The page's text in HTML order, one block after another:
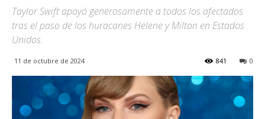
Taylor Swift apoyó generosamente a todos los afectados
tras el paso de los huracanes Helene y Milton en Estados
Unidos.
11 de octubre de 2024 0
841